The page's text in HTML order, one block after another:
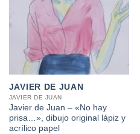
JAVIER DE JUAN
JAVIER DE JUAN
Javier de Juan – «No hay
prisa…», dibujo original lápiz y
acrílico papel